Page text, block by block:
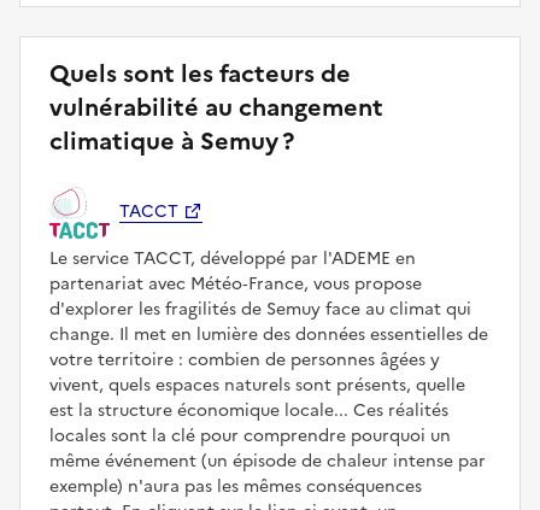
Quels sont les facteurs de
vulnérabilité au changement
climatique à Semuy ?
TACCT
Le service TACCT, développé par l'ADEME en
partenariat avec Météo‑France, vous propose
d'explorer les fragilités de Semuy face au climat qui
change. Il met en lumière des données essentielles de
votre territoire : combien de personnes âgées y
vivent, quels espaces naturels sont présents, quelle
est la structure économique locale... Ces réalités
locales sont la clé pour comprendre pourquoi un
même événement (un épisode de chaleur intense par
exemple) n'aura pas les mêmes conséquences